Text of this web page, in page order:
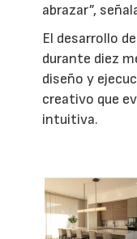
abrazar”,
El desarrollo
durante diez
diseño y
creativo que
intuitiva.